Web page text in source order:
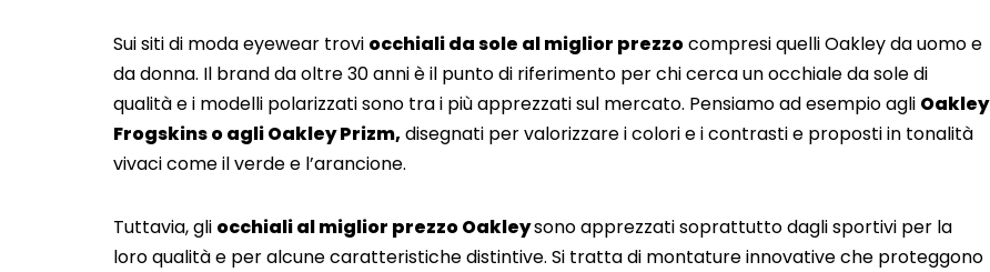
Sui siti di moda eyewear trovi occhiali da sole al miglior prezzocompresi quelli Oakley da uomo e
da donna. Il brand da oltre 30 anni è il punto di riferimento per chi cerca un occhiale da sole di
qualità e i modelli polarizzati sono tra i più apprezzati sul mercato. Pensiamo ad esempio agli Oakley
Frogskins o agli Oakley Prizm,disegnati per valorizzare i colori e i contrasti e proposti in tonalità
vivaci come il verde e l’arancione.
Tuttavia, gli occhiali al miglior prezzo Oakleysono apprezzati soprattutto dagli sportivi per la
loro qualità e per alcune caratteristiche distintive. Si tratta di montature innovative che proteggono